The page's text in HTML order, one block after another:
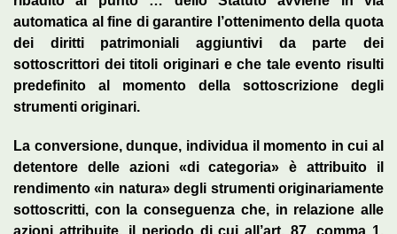
automatica al fine di garantire l’ottenimento della quota
dei diritti patrimoniali aggiuntivi da parte dei
sottoscrittori dei titoli originari e che tale evento risulti
predefinito al momento della sottoscrizione degli
strumenti originari.
La conversione, dunque, individua il momento in cui al
detentore delle azioni «di categoria» è attribuito il
rendimento «in natura» degli strumenti originariamente
sottoscritti, con la conseguenza che, in relazione alle
azioni attribuite, il periodo di cui all’art. 87, comma 1,